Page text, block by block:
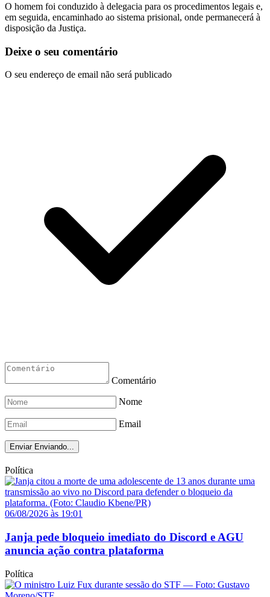
O homem foi conduzido à delegacia para os procedimentos legais e,
em seguida, encaminhado ao sistema prisional, onde permanecerá à
disposição da Justiça.
Deixe o seu comentário
O seu endereço de email não será publicado
Comentário
Nome
Email
Enviar Enviando...
Política
06/08/2026 às 19:01
Janja pede bloqueio imediato do Discord e AGU
anuncia ação contra plataforma
Política